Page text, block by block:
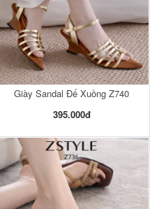
Giày Sandal Đế Xuồng Z740
395.000đ